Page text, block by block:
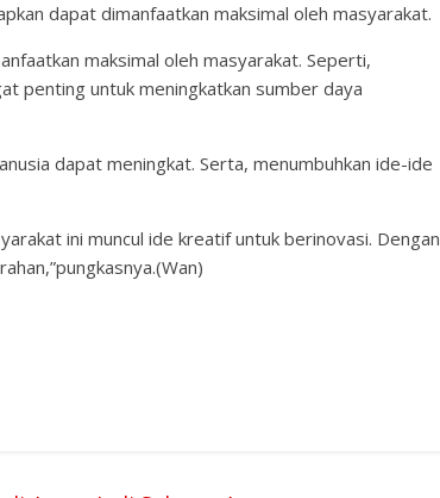
dapat dimanfaatkan maksimal oleh masyarakat.
maksimal oleh masyarakat. Seperti,
penting untuk meningkatkan sumber daya
dapat meningkat. Serta, menumbuhkan ide-ide
ini muncul ide kreatif untuk berinovasi. Dengan